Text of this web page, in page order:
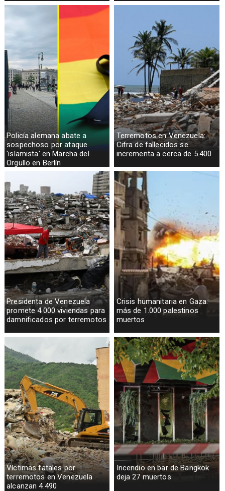
Policía alemana abate a
sospechoso por ataque
'islamista' en Marcha del
Orgullo en Berlín
Terremotos en Venezuela:
Cifra de fallecidos se
incrementa a cerca de 5.400
Presidenta de Venezuela
promete 4.000 viviendas para
damnificados por terremotos
Crisis humanitaria en Gaza:
más de 1.000 palestinos
muertos
Víctimas fatales por
terremotos en Venezuela
alcanzan 4.490
Incendio en bar de Bangkok
deja 27 muertos